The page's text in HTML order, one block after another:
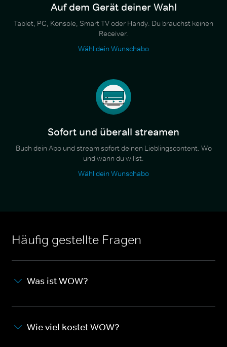
Auf dem Gerät deiner Wahl
Tablet, PC, Konsole, Smart TV oder Handy. Du brauchst keinen
Receiver.
Wähl dein Wunschabo
Sofort und überall streamen
Buch dein Abo und stream sofort deinen Lieblingscontent. Wo
und wann du willst.
Wähl dein Wunschabo
Häufig gestellte Fragen
Was ist WOW?
Wie viel kostet WOW?